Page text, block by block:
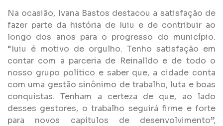
Na ocasião, Ivana Bastos destacou a satisfação de
fazer parte da história de Iuiu e de contribuir ao
longo dos anos para o progresso do município.
“Iuiu é motivo de orgulho. Tenho satisfação em
contar com a parceria de Reinalldo e de todo o
nosso grupo político e saber que, a cidade conta
com uma gestão sinônimo de trabalho, luta e boas
conquistas. Tenham a certeza de que, ao lado
desses gestores, o trabalho seguirá firme e forte
para novos capítulos de desenvolvimento”,